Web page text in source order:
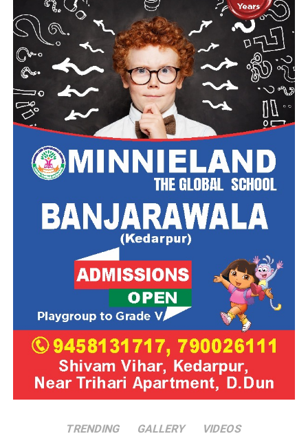
TRENDING GALLERY VIDEOS